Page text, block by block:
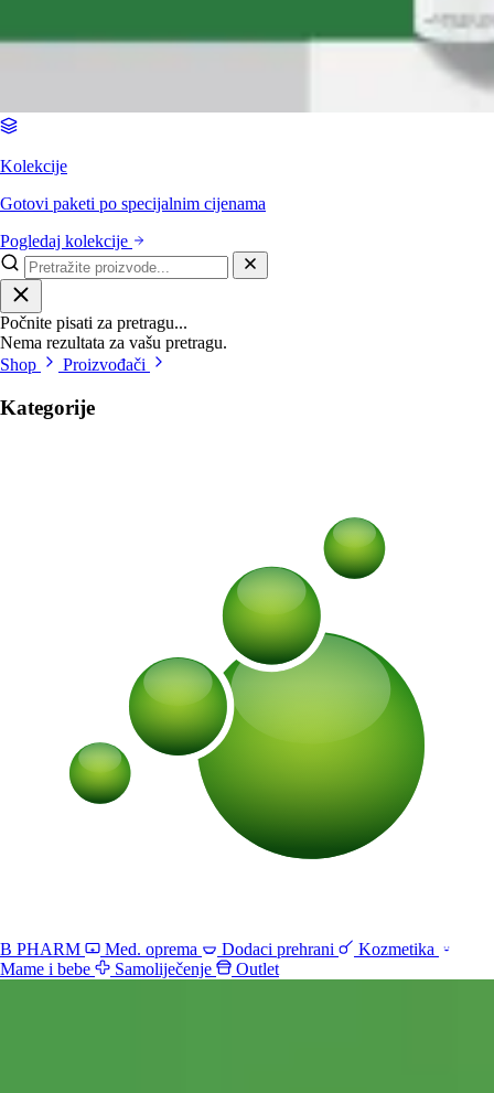
Kolekcije
Gotovi paketi po specijalnim cijenama
Pogledaj kolekcije
Počnite pisati za pretragu...
Nema rezultata za vašu pretragu.
Shop
Proizvođači
Kategorije
B PHARM Med. oprema Dodaci prehrani
Kozmetika
Mame i bebe
Samoliječenje Outlet